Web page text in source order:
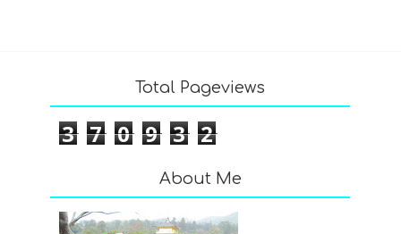
Total Pageviews
3 7 0 9 3 2
About Me